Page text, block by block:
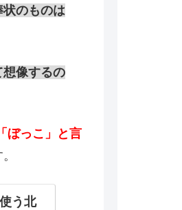
のものは
像するの
ぼっこ」と言
う北